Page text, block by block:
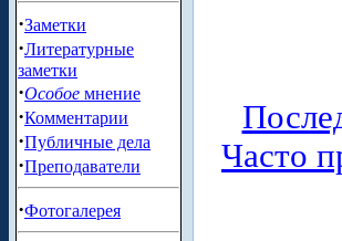
·Заметки
·Литературные
заметки
·Особое мнение
·Комментарии
·Публичные дела
·Преподаватели
·Фотогалерея
Часто